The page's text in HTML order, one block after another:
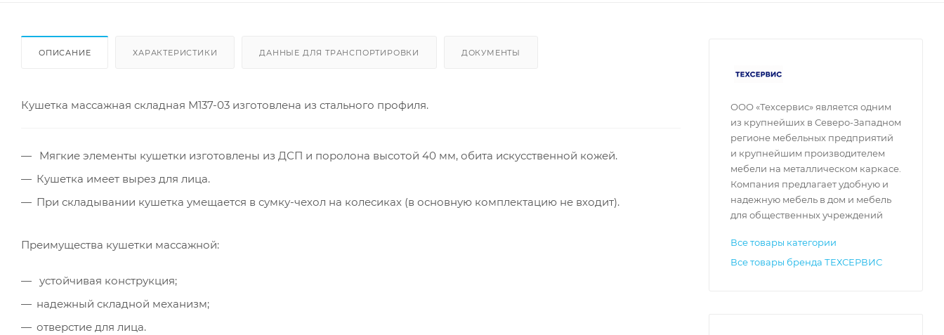
ОПИСАНИЕ ХАРАКТЕРИСТИКИ ДАННЫЕ ДЛЯ ТРАНСПОРТИРОВКИ ДОКУМЕНТЫ
Кушетка массажная складная М137-03 изготовлена из стального профиля.
Мягкие элементы кушетки изготовлены из ДСП и поролона высотой 40 мм, обита искусственной кожей.
Кушетка имеет вырез для лица.
При складывании кушетка умещается в сумку-чехол на колесиках (в основную комплектацию не входит).
Преимущества кушетки массажной:
устойчивая конструкция;
надежный складной механизм;
отверстие для лица.
ООО «Техсервис» является одним
из крупнейших в Северо-Западном
регионе мебельных предприятий
и крупнейшим производителем
мебели на металлическом каркасе.
Компания предлагает удобную и
надежную мебель в дом и мебель
для общественных учреждений
Все товары категории
Все товары бренда ТЕХСЕРВИС